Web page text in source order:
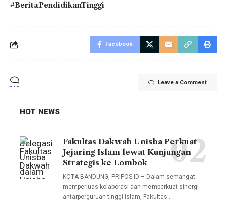
#BeritaPendidikanTinggi
Facebook
Leave a Comment
HOT NEWS
Delegasi
Unisba
dalam
Fakultas Dakwah Unisba Perkuat
Jejaring Islam lewat Kunjungan
Strategis ke Lombok
KOTA BANDUNG, PRIPOS.ID – Dalam semangat
memperluas kolaborasi dan memperkuat sinergi
antarperguruan tinggi Islam, Fakultas…